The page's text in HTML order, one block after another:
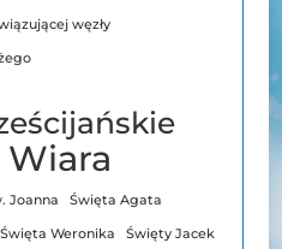
węzły
Wiara
Joanna Święta Agata
Święta Weronika Święty Jacek